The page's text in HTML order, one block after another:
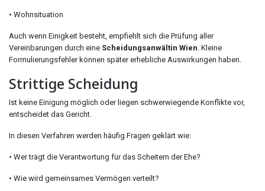
• Wohnsituation
Auch wenn Einigkeit besteht, empfiehlt sich die Prüfung aller
Vereinbarungen durch eine Scheidungsanwältin Wien. Kleine
Formulierungsfehler können später erhebliche Auswirkungen haben.
Strittige Scheidung
Ist keine Einigung möglich oder liegen schwerwiegende Konflikte vor,
entscheidet das Gericht.
In diesen Verfahren werden häufig Fragen geklärt wie:
• Wer trägt die Verantwortung für das Scheitern der Ehe?
• Wie wird gemeinsames Vermögen verteilt?